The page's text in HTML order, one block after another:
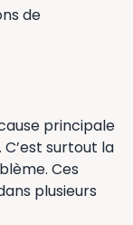
de
principale
surtout la
Ces
plusieurs